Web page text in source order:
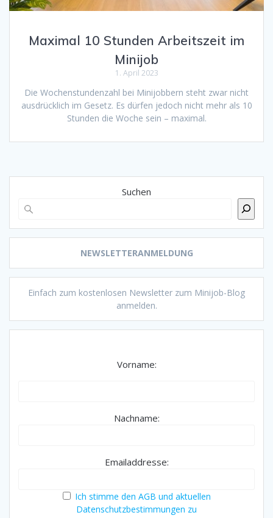
Maximal 10 Stunden Arbeitszeit im
Minijob
1. April 2023
Die Wochenstundenzahl bei Minijobbern steht zwar nicht
ausdrücklich im Gesetz. Es dürfen jedoch nicht mehr als 10
Stunden die Woche sein – maximal.
Suchen
NEWSLETTERANMELDUNG
Einfach zum kostenlosen Newsletter zum Minijob-Blog
anmelden.
Vorname:
Nachname:
Emailaddresse:
Ich stimme den AGB und aktuellen
Datenschutzbestimmungen zu